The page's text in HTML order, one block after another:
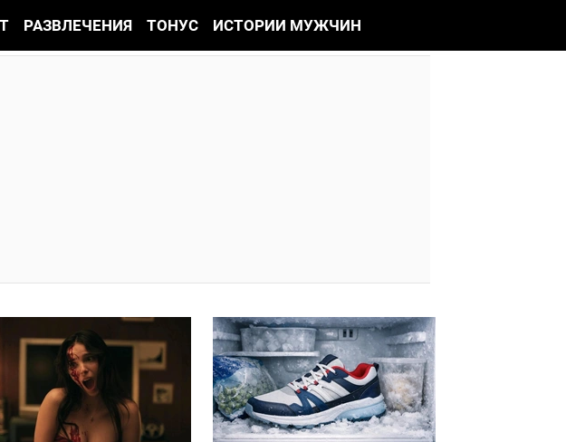
РАЗВЛЕЧЕНИЯ ТОНУС ИСТОРИИ МУЖЧИН